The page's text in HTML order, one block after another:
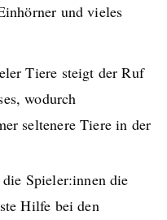
und vieles
Tiere steigt der Ruf
wodurch
seltenere Tiere in der
Spieler:innen die
Hilfe bei den